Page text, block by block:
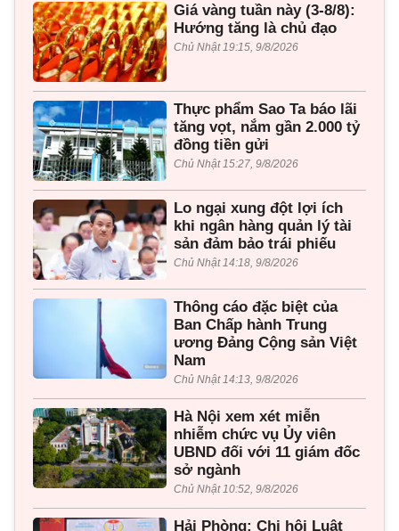
Giá vàng tuần này (3-8/8):
Hướng tăng là chủ đạo
Chủ Nhật 19:15, 9/8/2026
Thực phẩm Sao Ta báo lãi
tăng vọt, nắm gần 2.000 tỷ
đồng tiền gửi
Chủ Nhật 15:27, 9/8/2026
Lo ngại xung đột lợi ích
khi ngân hàng quản lý tài
sản đảm bảo trái phiếu
Chủ Nhật 14:18, 9/8/2026
Thông cáo đặc biệt của
Ban Chấp hành Trung
ương Đảng Cộng sản Việt
Nam
Chủ Nhật 14:13, 9/8/2026
Hà Nội xem xét miễn
nhiễm chức vụ Ủy viên
UBND đối với 11 giám đốc
sở ngành
Chủ Nhật 10:52, 9/8/2026
Hải Phòng: Chi hội Luật